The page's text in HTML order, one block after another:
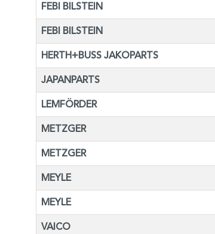
FEBI BILSTEIN
FEBI BILSTEIN
HERTH+BUSS JAKOPARTS
JAPANPARTS
LEMFÖRDER
METZGER
METZGER
MEYLE
MEYLE
VAICO